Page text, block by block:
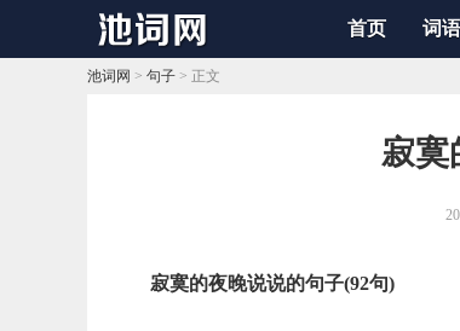
首页 词语
池词网 > 句子 > 正文
寂寞
寂寞的夜晚说说的句子(92句)